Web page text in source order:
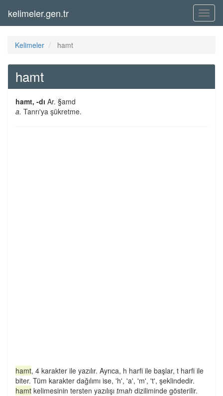
Menü
kelimeler.gen.tr
Kelimeler hamt
hamt
hamt, -dı Ar. §amd
a. Tanrı'ya şükretme.
hamt, 4 karakter ile yazılır. Ayrıca, h harfi ile başlar, t harfi ile
biter. Tüm karakter dağılımı ise, 'h', 'a', 'm', 't', şeklindedir.
hamt kelimesinin tersten yazılışı tmah diziliminde gösterilir.